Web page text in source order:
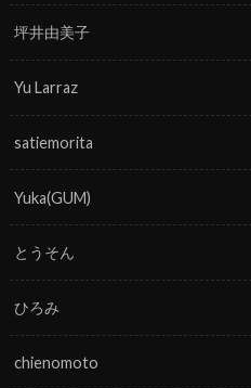
坪井由美子
Yu Larraz
satiemorita
Yuka(GUM)
とうそん
ひろみ
chienomoto